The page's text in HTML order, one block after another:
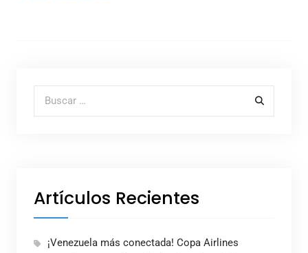
Buscar por:
Artículos Recientes
¡Venezuela más conectada! Copa Airlines